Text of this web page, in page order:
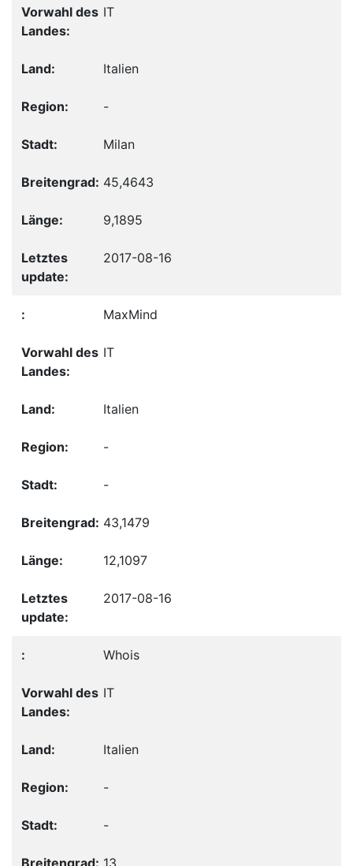
IT
Italien
-
Milan
45,4643
9,1895
2017-08-16
MaxMind
IT
Italien
-
-
43,1479
12,1097
2017-08-16
Whois
IT
Italien
-
-